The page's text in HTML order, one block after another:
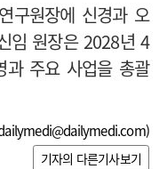
구원장에 신경과 오
임 원장은 2028년 4
과 주요 사업을 총괄
)
기자의 다른기사보기